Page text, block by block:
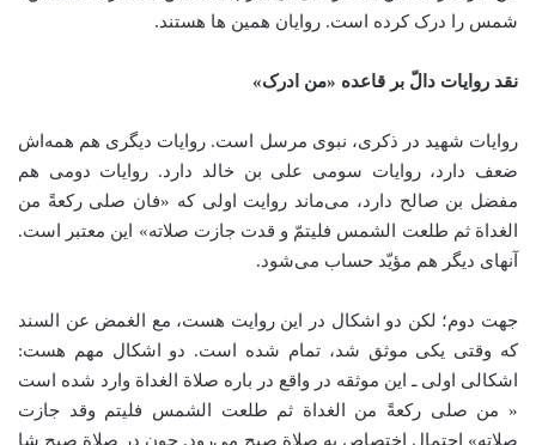
شمس را درک کرده است. روایان همین ها هستند.
نقد روایات دالّ بر قاعده «من ادرک»
روایات شهید در ذکری، نبوی مرسل است. روایات دیگری هم همه‌اش
ضعف دارد، روایات سومی علی بن خالد دارد. روایات دومی هم
مفضل بن صالح دارد، می‌ماند روایت اولی که «فان صلی رکعةً من
الغداة ثم طلعت الشمس فلیتمّ و قدت جازت صلاته» این معتبر است.
آنهای دیگر هم مؤیّد حساب می‌شود.
جهت دوم؛ لکن دو اشکال در این روایت هست، مع الغمض عن السند
که وقتی یکی موثق شد، تمام شده است. دو اشکال مهم هست:
اشکالی اولی ـ این موثقه در واقع در باره صلاة الغداة وارد شده است
« من صلی رکعةً من الغداة ثم طلعت الشمس فلیتم وقد جازت
صلاته» احتمال اختصاص به صلاة صبح می‌رود. چون در صلاة صبح شا